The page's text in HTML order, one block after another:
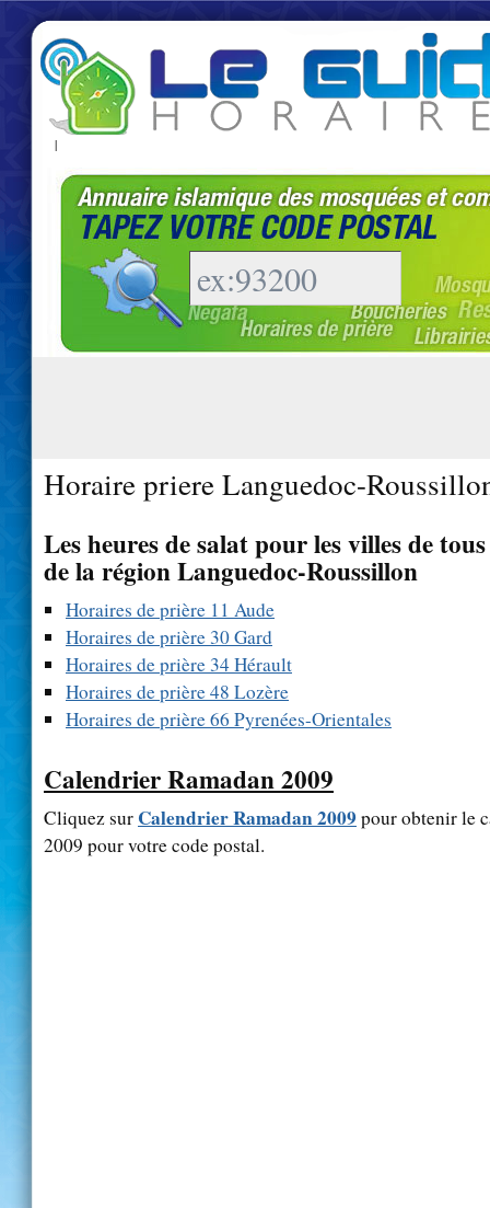
|
Horaire priere Languedoc-
Les heures de salat pour les villes de
de la région Languedoc-Roussillon
Horaires de prière 11 Aude
Horaires de prière 30 Gard
Horaires de prière 34 Hérault
Horaires de prière 48 Lozère
Horaires de prière 66 Pyrenées-Orientales
Calendrier Ramadan 2009
Cliquez sur Calendrier Ramadan 2009pour obtenir le
2009 pour votre code postal.